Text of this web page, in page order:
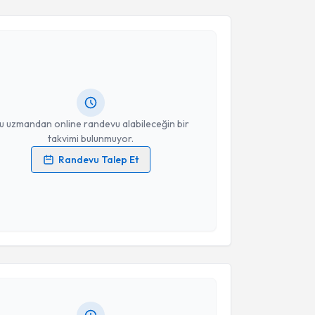
uzmandan online randevu alabileceğin bir
takvimi bulunmuyor.
Randevu Talep Et
verilerimin işlenmesine ilişkinAydınlatma Metni
Takvim Talebini Gönder
Konuşma Terapisti Elif Satı Çalışiçin randevu
oluşturun. Size bu uzmandan randevu almanız için